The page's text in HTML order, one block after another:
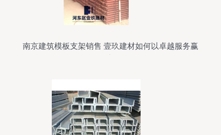
南京建筑模板支架销售 壹玖建材如何以卓越服务赢